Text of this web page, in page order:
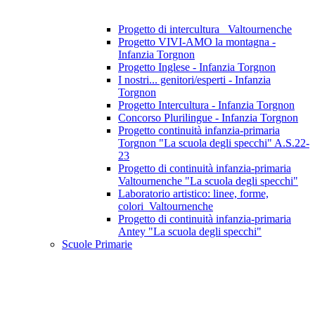
Progetto di intercultura_ Valtournenche
Progetto VIVI-AMO la montagna -
Infanzia Torgnon
Progetto Inglese - Infanzia Torgnon
I nostri... genitori/esperti - Infanzia
Torgnon
Progetto Intercultura - Infanzia Torgnon
Concorso Plurilingue - Infanzia Torgnon
Progetto continuità infanzia-primaria
Torgnon "La scuola degli specchi" A.S.22-
23
Progetto di continuità infanzia-primaria
Valtournenche "La scuola degli specchi"
Laboratorio artistico: linee, forme,
colori_Valtournenche
Progetto di continuità infanzia-primaria
Antey "La scuola degli specchi"
Scuole Primarie